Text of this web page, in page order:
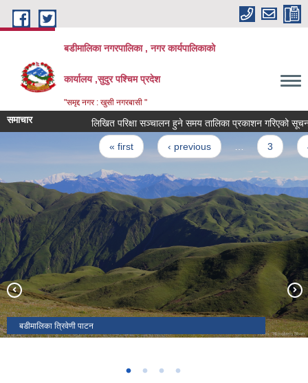
Skip to main content
बडीमालिका नगरपालिका , नगर कार्यपालिकाको
कार्यालय ,सुदुर पश्चिम प्रदेश
"समृद्द नगर : खुसी नगरबासी "
समाचार लिखित परिक्षा सञ्चालन हुने समय तालिका प्रकाशन गरिएको सूचना
Pages
« first ‹ previous … 4
बडीमालिका त्रिवेणी पाटन
नगर सभा २०८०